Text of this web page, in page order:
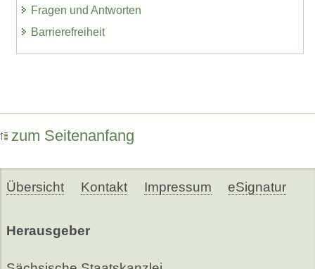
Fragen und Antworten
Barrierefreiheit
zum Seitenanfang
Übersicht Kontakt Impressum eSignatur
Herausgeber